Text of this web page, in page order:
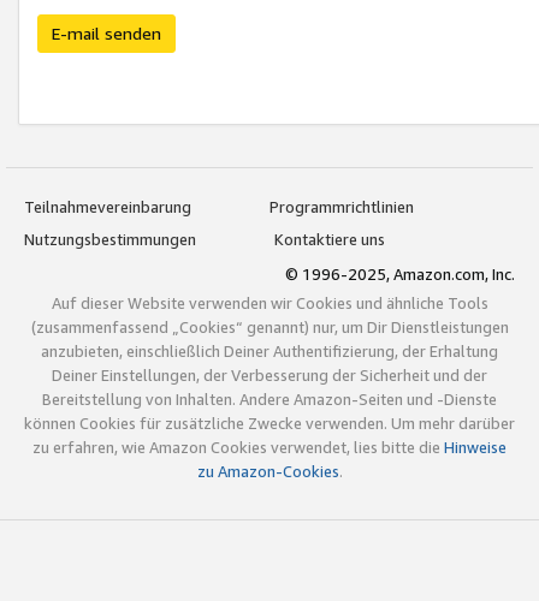
E-mail senden
Teilnahmevereinbarung
Programmrichtlinien
Nutzungsbestimmungen
Kontaktiere uns
© 1996-2025, Amazon.com, Inc.
Auf dieser Website verwenden wir Cookies und ähnliche Tools
(zusammenfassend „Cookies“ genannt) nur, um Dir Dienstleistungen
anzubieten, einschließlich Deiner Authentifizierung, der Erhaltung
Deiner Einstellungen, der Verbesserung der Sicherheit und der
Bereitstellung von Inhalten. Andere Amazon-Seiten und -Dienste
können Cookies für zusätzliche Zwecke verwenden. Um mehr darüber
zu erfahren, wie Amazon Cookies verwendet, lies bitte die Hinweise
zu Amazon-Cookies.